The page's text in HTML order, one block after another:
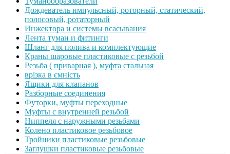
Дождеватель импульсный, роторный, статический,
полосовый, ротаторный
Инжектора и системы всасывания
Лента туман и фитинги
Шланг для полива и комплектующие
Краны шаровые пластиковые с резьбой
Резьба ( приварная ), муфта стальная
врізка в ємність
Ящики для клапанов
Разборные соединения
Футорки, муфты переходные
Муфты с внутренней резьбой
Ниппеля с наружными резьбами
Колено пластиковое резьбовое
Тройники пластиковые резьбовые
Заглушки пластиковые резьбовые